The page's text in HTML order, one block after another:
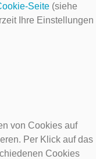
Seite (siehe
Ihre Einstellungen
von Cookies auf
Per Klick auf das
Cookies